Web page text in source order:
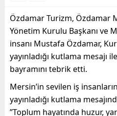
Özdamar Turizm, Özdamar
Yönetim Kurulu Başkanı ve
insanı Mustafa Özdamar,
yayınladığı kutlama mesajı
bayramını tebrik etti.
Mersin’in sevilen iş
yayınladığı kutlama
”Toplum hayatında huzur,